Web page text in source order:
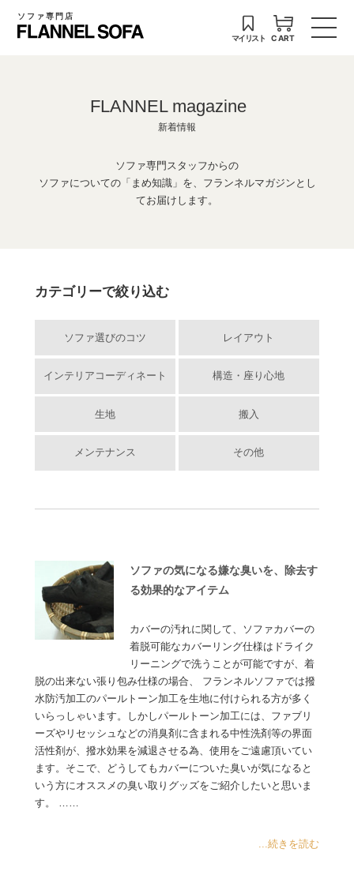
ソファ専門店
マイリスト CART
FLANNEL magazine
新着情報
ソファ専門スタッフからの
ソファについての「まめ知識」を、フランネルマガジンとし
てお届けします。
カテゴリーで絞り込む
ソファ選びのコツ レイアウト
インテリアコーディネート 構造・座り心地
生地 搬入
メンテナンス その他
ソファの気になる嫌な臭いを、除去す
る効果的なアイテム
カバーの汚れに関して、ソファカバーの
着脱可能なカバーリング仕様はドライク
リーニングで洗うことが可能ですが、着
脱の出来ない張り包み仕様の場合、 フランネルソファでは撥
水防汚加工のパールトーン加工を生地に付けられる方が多く
いらっしゃいます。しかしパールトーン加工には、ファブリ
ーズやリセッシュなどの消臭剤に含まれる中性洗剤等の界面
活性剤が、撥水効果を減退させる為、使用をご遠慮頂いてい
ます。そこで、どうしてもカバーについた臭いが気になると
いう方にオススメの臭い取りグッズをご紹介したいと思いま
す。 ……
...続きを読む